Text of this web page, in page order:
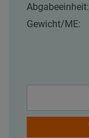
Abgabeeinheit:
Gewicht/ME: